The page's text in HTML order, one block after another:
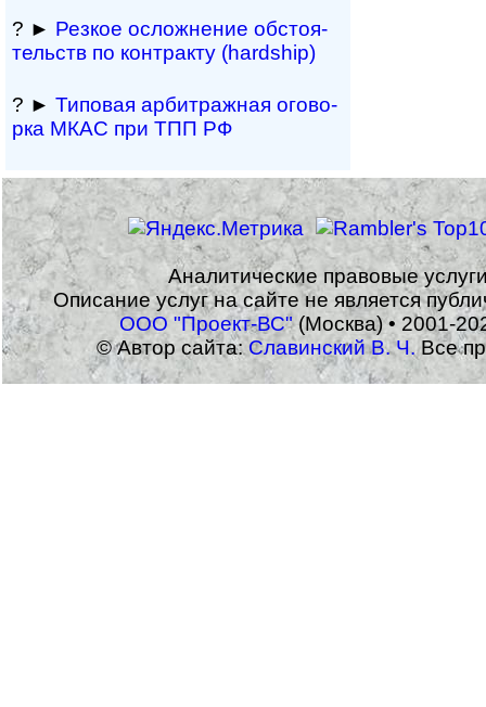
? ► Резкое осло­ж­не­ние обсто­я­
тельств по кон­т­рак­ту (hardship)
? ► Типовая ар­бит­раж­ная ого­во­
рка МКАС при ТПП РФ
Аналитические правовые
Описание услуг на сайте не является
ООО "Проект-ВС"(Москва) • 2001-
© Автор сайта:Славинский В. Ч.Все